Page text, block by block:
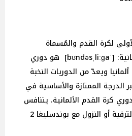
لكرة القدم والمُسماة
بـالبوندسليغا (تُلفظ بالألمانية: [ˈbʊndəsˌliːɡa] هو دوري
ويعدّ من الدوريات النخبة
الدرجة الممتازة والأساسية في
كرة القدم الألمانية. يتنافس
عليه 18 فريقا تتبع نظام الترقية أو النزول مع بوندسليغا 2